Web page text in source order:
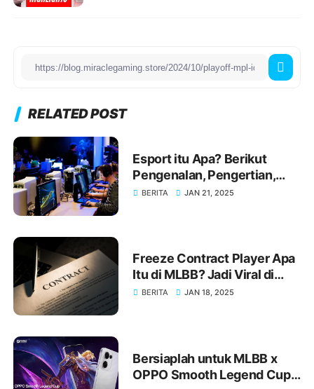
RELATED POST
Esport itu Apa? Berikut
Pengenalan, Pengertian,
Perkembangan, dan Jenjang
BERITA JAN 21, 2025
Freeze Contract Player Apa
Itu di MLBB? Jadi Viral di
Dunia Esports!
BERITA JAN 18, 2025
Bersiaplah untuk MLBB x
OPPO Smooth Legend Cup